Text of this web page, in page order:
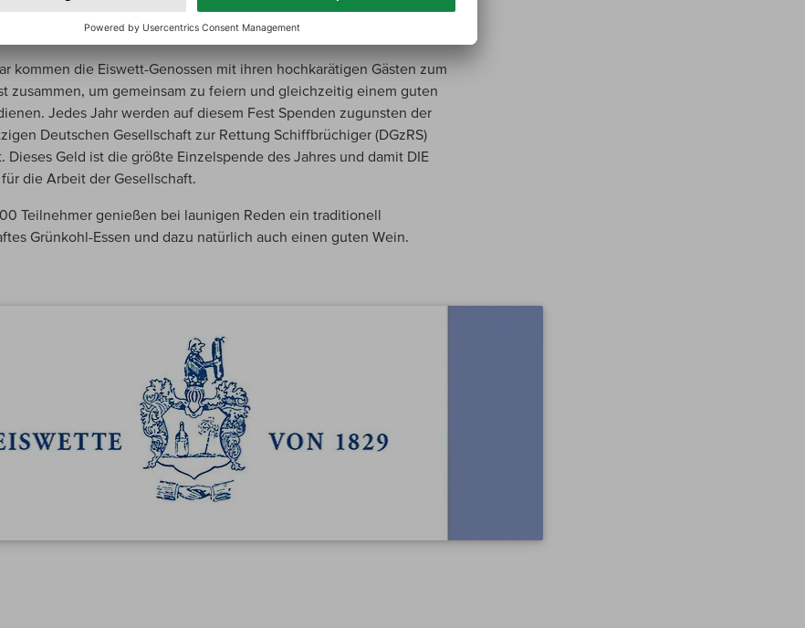
Rolle. Es zählt das sehenswerte Spektakel, das alljährlich
an den Weserdeich führt.
kommen die Eiswett-Genossen mit ihren hochkarätigen Gästen zum
zusammen, um gemeinsam zu feiern und gleichzeitig einem guten
Jedes Jahr werden auf diesem Fest Spenden zugunsten der
Deutschen Gesellschaft zur Rettung Schiffbrüchiger (DGzRS)
Dieses Geld ist die größte Einzelspende des Jahres und damit DIE
die Arbeit der Gesellschaft.
Teilnehmer genießen bei launigen Reden ein traditionell
Grünkohl-Essen und dazu natürlich auch einen guten Wein.